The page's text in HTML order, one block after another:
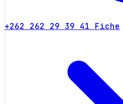
+262 262 29 39 41 Fiche